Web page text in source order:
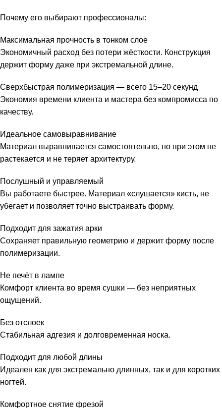
Почему его выбирают профессионалы:
Максимальная прочность в тонком слое
Экономичный расход без потери жёсткости. Конструкция
держит форму даже при экстремальной длине.
Сверхбыстрая полимеризация — всего 15–20 секунд
Экономия времени клиента и мастера без компромисса по
качеству.
Идеальное самовыравнивание
Материал выравнивается самостоятельно, но при этом не
растекается и не теряет архитектуру.
Послушный и управляемый
Вы работаете быстрее. Материал «слушается» кисть, не
убегает и позволяет точно выстраивать форму.
Подходит для зажатия арки
Сохраняет правильную геометрию и держит форму после
полимеризации.
Не печёт в лампе
Комфорт клиента во время сушки — без неприятных
ощущений.
Без отслоек
Стабильная адгезия и долговременная носка.
Подходит для любой длины
Идеален как для экстремально длинных, так и для коротких
ногтей.
Комфортное снятие фрезой